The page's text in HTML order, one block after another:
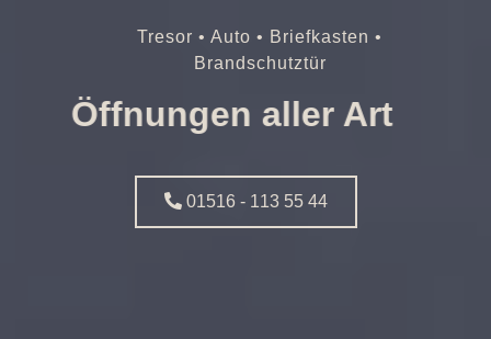
Tresor • Auto • Briefkasten •
Brandschutztür
Öffnungen aller Art
01516 - 113 55 44